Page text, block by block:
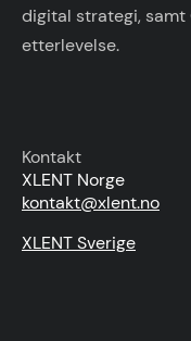
digital strategi,
etterlevelse.
Kontakt
XLENT Norge
kontakt@xlent.no
XLENT Sverige